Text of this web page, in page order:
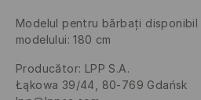
Modelul pentru bărbați disponibil
modelului: 180 cm
Producător: LPP S.A.
Łąkowa 39/44, 80-769 Gdańsk